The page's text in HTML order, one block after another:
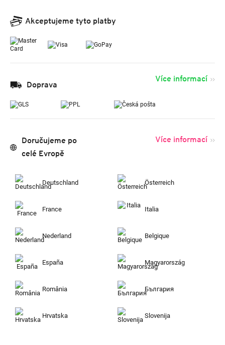
Akceptujeme tyto platby
Doprava
Více informací
Doručujeme po
celé Evropě
Více informací
Deutschland Österreich
France Italia
Nederland Belgique
España Magyarország
România България
Hrvatska Slovenija